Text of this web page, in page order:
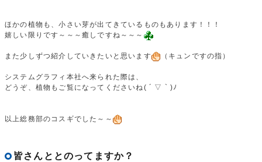
ほかの植物も、小さい芽が出てきているものもあります！！！
嬉しい限りです～～～癒しですね～～～
また少しずつ紹介していきたいと思います （キュンですの指）
システムグラフィ本社へ来られた際は、
どうぞ、植物もご覧になってくださいね( ´ ▽ ` )ﾉ
以上総務部のコスギでした～～
皆さんととのってますか？